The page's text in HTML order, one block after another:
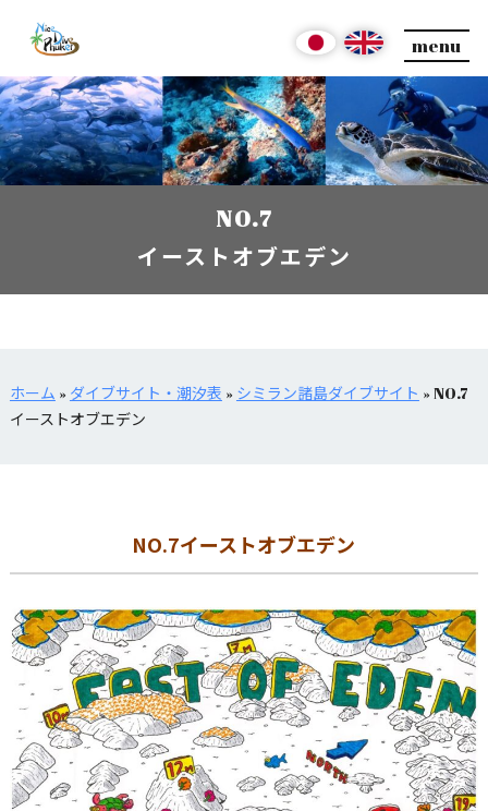
menu
NO.7
イーストオブエデン
ホーム » ダイブサイト・潮汐表 » シミラン諸島ダイブサイト » NO.7
イーストオブエデン
NO.7イーストオブエデン